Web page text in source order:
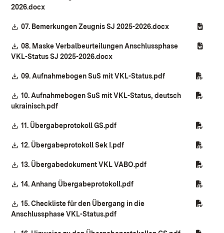
2026.docx
Download:
07. Bemerkungen Zeugnis SJ 2025-2026.docx(Öffnet in
Download:
08. Maske Verbalbeurteilungen Anschlussphase
VKL-Status SJ 2025-2026.docx
Download:
09. Aufnahmebogen SuS mit VKL-Status.pdf(Öffnet in neuem
Download:
10. Aufnahmebogen SuS mit VKL-Status, deutsch
ukrainisch.pdf
Download:
11. Übergabeprotokoll GS.pdf(Öffnet in neuem Fenster)
Download:
12. Übergabeprotokoll Sek I.pdf(Öffnet in neuem Fenster)
Download:
13. Übergabedokument VKL VABO.pdf(Öffnet in neuem
Download:
14. Anhang Übergabeprotokoll.pdf(Öffnet in neuem Fenster)
Download:
15. Checkliste für den Übergang in die
Anschlussphase VKL-Status.pdf